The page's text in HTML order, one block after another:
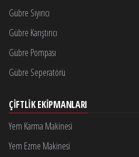
Gübre Sıyırıcı
Gübre Karıştırıcı
Gübre Pompası
Gübre Seperatörü
ÇIFTLIK EKIPMANLARI
Yem Karma Makinesi
Yem Ezme Makinesi